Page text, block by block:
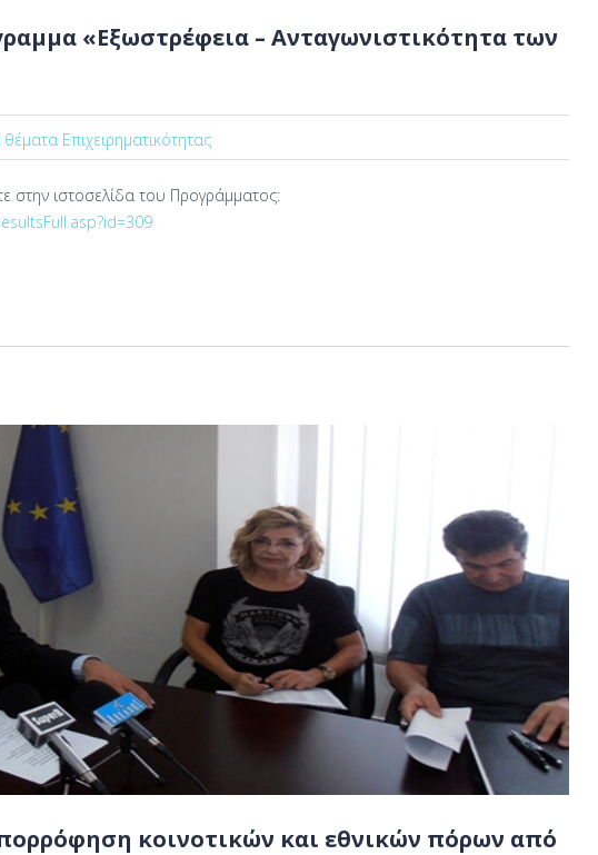
«Εξωστρέφεια – Ανταγωνιστικότητα των
θέματα Επιχειρηματικότητας
στην ιστοσελίδα του Προγράμματος:
κοινοτικών και εθνικών πόρων από